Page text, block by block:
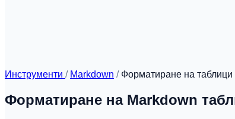
Инструменти / Markdown / Форматиране на таблици
Форматиране на Markdown